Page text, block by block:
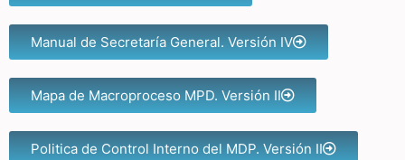
Manual de Secretaría General. Versión IV
Mapa de Macroproceso MPD. Versión II
Politica de Control Interno del MDP. Versión II